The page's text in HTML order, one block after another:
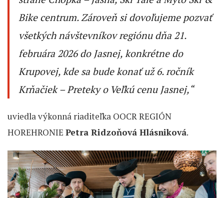
Bike centrum. Zároveň si dovoľujeme pozvať
všetkých návštevníkov regiónu dňa 21.
februára 2026 do Jasnej, konkrétne do
Krupovej, kde sa bude konať už 6. ročník
Krňačiek – Preteky o Veľkú cenu Jasnej,“
uviedla výkonná riaditeľka OOCR REGIÓN
HOREHRONIE Petra Ridzoňová Hlásniková.